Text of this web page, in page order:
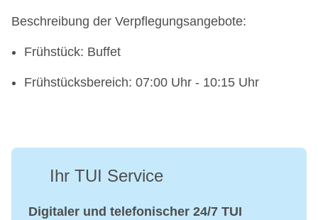
Beschreibung der Verpflegungsangebote:
Frühstück: Buffet
Frühstücksbereich: 07:00 Uhr - 10:15 Uhr
Ihr TUI Service
Digitaler und telefonischer 24/7 TUI